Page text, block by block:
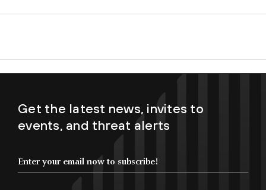
Get the latest news, invites to
events, and threat alerts